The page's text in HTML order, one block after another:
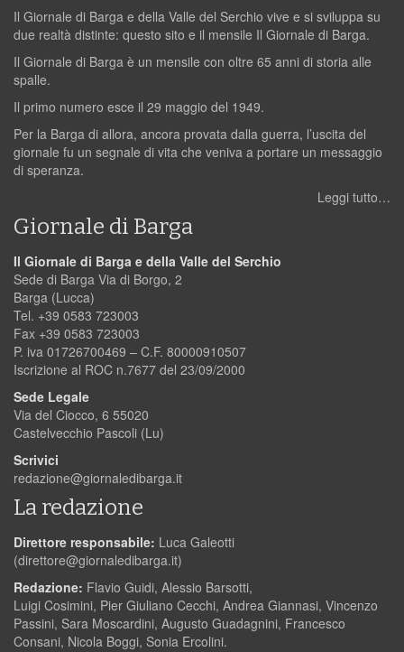
Il Giornale di Barga e della Valle del Serchio vive e si sviluppa su
due realtà distinte: questo sito e il mensile Il Giornale di Barga.
Il Giornale di Barga è un mensile con oltre 65 anni di storia alle
spalle.
Il primo numero esce il 29 maggio del 1949.
Per la Barga di allora, ancora provata dalla guerra, l’uscita del
giornale fu un segnale di vita che veniva a portare un messaggio
di speranza.
Leggi tutto…
Giornale di Barga
Il Giornale di Barga e della Valle del Serchio
Sede di Barga Via di Borgo, 2
Barga (Lucca)
Tel. +39 0583 723003
Fax +39 0583 723003
P. iva 01726700469 – C.F. 80000910507
Iscrizione al ROC n.7677 del 23/09/2000
Sede Legale
Via del Ciocco, 6 55020
Castelvecchio Pascoli (Lu)
Scrivici
redazione@giornaledibarga.it
La redazione
Direttore responsabile: Luca Galeotti
(direttore@giornaledibarga.it)
Redazione: Flavio Guidi, Alessio Barsotti,
Luigi Cosimini, Pier Giuliano Cecchi, Andrea Giannasi, Vincenzo
Passini, Sara Moscardini, Augusto Guadagnini, Francesco
Consani, Nicola Boggi, Sonia Ercolini.